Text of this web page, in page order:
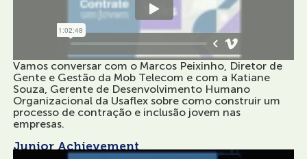
Vamos conversar com o Marcos Peixinho, Diretor de
Gente e Gestão da Mob Telecom e com a Katiane
Souza, Gerente de Desenvolvimento Humano
Organizacional da Usaflex sobre como construir um
processo de contração e inclusão jovem nas
empresas.
Junior Achievement